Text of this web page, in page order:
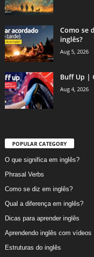
Como se
inglês?
Aug 5, 2026
Buff Up |
Aug 4, 2026
POPULAR CATEGORY
O que significa em inglês?
Phrasal Verbs
Como se diz em inglês?
Qual a diferença em inglês?
Dicas para aprender inglês
Aprendendo inglês com vídeos
Estruturas do inglês